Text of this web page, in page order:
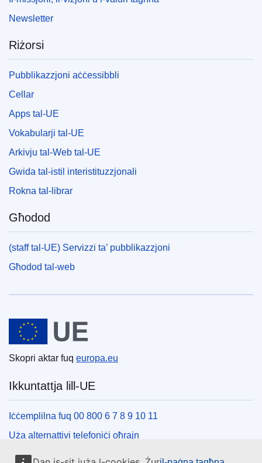
Newsletter
Riżorsi
Pubblikazzjoni aċċessibbli
Cellar
Apps tal-UE
Vokabularji tal-UE
Arkivju tal-Web tal-UE
Gwida tal-istil interistituzzjonali
Rokna tal-librar
Għodod
(staff tal-UE) Servizzi ta’ pubblikazzjoni
Għodod tal-web
Unjoni Ewropea
Skopri aktar fuq europa.eu
Ikkuntattja lill-UE
Iċċemplilna fuq 00 800 6 7 8 9 10 11
Uża alternattivi telefoniċi oħrajn
Iktbilna permezz tal-formola ta’ kuntatt tagħna